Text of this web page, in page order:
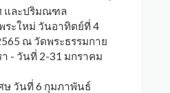
และปริมณฑล
ระใหม่ วันอาทิตย์ที่ 4
ณ วัดพระธรรมกาย
- วันที่ 2-31 มกราคม
ษ วันที่ 6 กุมภาพันธ์